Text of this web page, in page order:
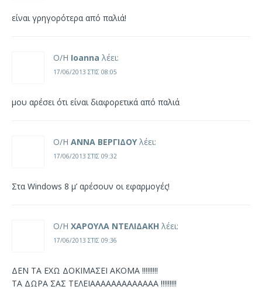
είναι γρηγορότερα από παλιά!
Ο/Η Ioanna λέει:
17/06/2013 ΣΤΙΣ 08:05
μου αρέσει ότι είναι διαφορετικά από παλιά
Ο/Η ΑΝΝΑ ΒΕΡΓΙΔΟΥ λέει:
17/06/2013 ΣΤΙΣ 09:32
Στα Windows 8 μ’ αρέσουν οι εφαρμογές!
Ο/Η ΧΑΡΟΥΛΑ ΝΤΕΛΙΔΑΚΗ λέει:
17/06/2013 ΣΤΙΣ 09:36
ΔΕΝ ΤΑ ΕΧΩ ΔΟΚΙΜΑΣΕΙ ΑΚΟΜΑ !!!!!!!!!
ΤΑ ΔΩΡΑ ΣΑΣ ΤΕΛΕΙΑΑΑΑΑΑΑΑΑΑΑΑΑ !!!!!!!!!